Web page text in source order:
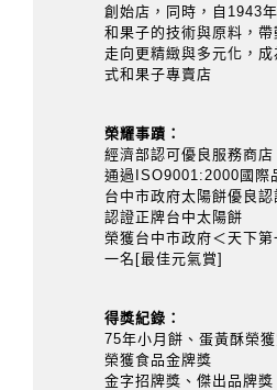
創始店，同時，自1943
和果子的技術與原料，
走向更精緻與多元化，成
式和果子專賣店
榮耀事蹟：
經濟部認可優良服務商店
通過ISO9001:2000國際
台中市政府太陽餅優良
認證正牌台中太陽餅
榮獲台中市政府＜天下
一名[最佳元氣賞]
得獎紀錄：
75年小月餅、蛋黃酥榮
榮獲食品金牌獎
金字招牌獎、傑出品牌獎